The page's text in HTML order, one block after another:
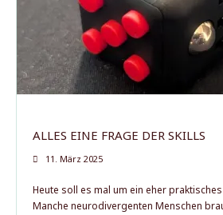
ALLES EINE FRAGE DER SKILLS
11. März 2025
Heute soll es mal um ein eher
Manche neurodivergenten Menschen